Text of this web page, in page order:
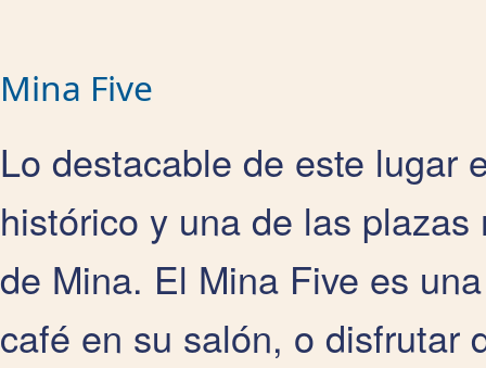
Mina Five
Lo destacable de este lugar
histórico y una de las
de Mina. El Mina Five es
café en su salón, o disfrutar